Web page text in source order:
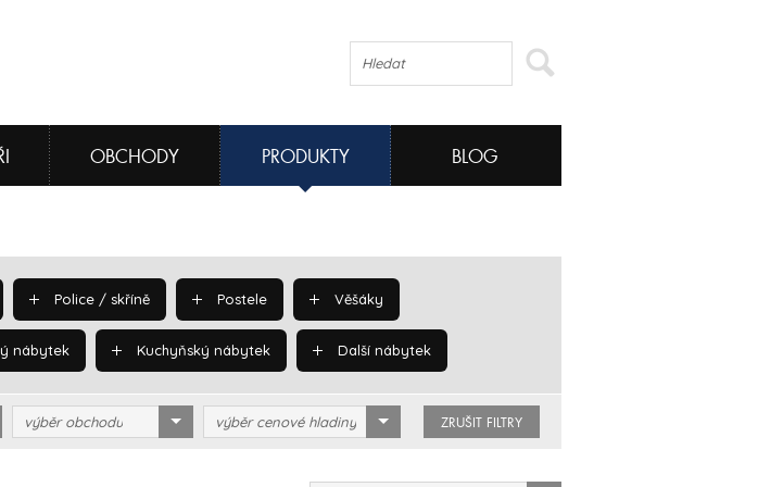
OBCHODY PRODUKTY BLOG
Police / skříně Postele Věšáky
nábytek Kuchyňský nábytek Další nábytek
výběr obchodu výběr cenové hladiny ZRUŠIT FILTRY